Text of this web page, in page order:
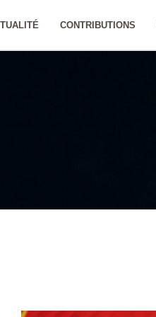
CONTRIBUTIONS